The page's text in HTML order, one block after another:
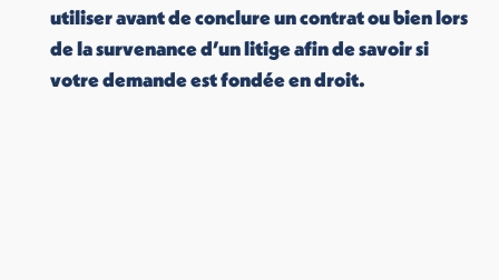
utiliser avant de conclure un contrat ou bien lors
de la survenance d’un litige afin de savoir si
votre demande est fondée en droit.